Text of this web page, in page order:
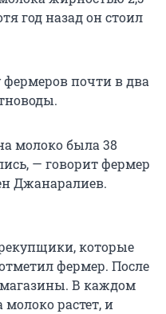
год назад он стоил
почти в два
молоко была 38
— говорит фермер
Джанаралиев.
которые
фермер. После
магазины. В каждом
растет, и